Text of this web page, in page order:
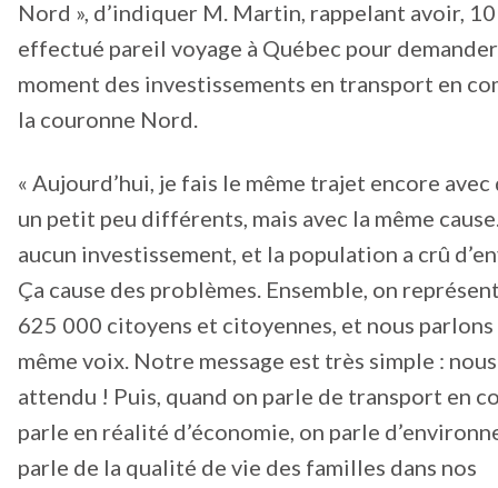
Nord », d’indiquer M. Martin, rappelant avoir,
effectué pareil voyage à Québec pour
moment des investissements en transport en
la couronne Nord.
« Aujourd’hui, je fais le même trajet encore avec
un petit peu différents, mais avec la même cause.
aucun investissement, et la population a crû
Ça cause des problèmes. Ensemble, on
625 000 citoyens et citoyennes, et nous
même voix. Notre message est très simple :
attendu ! Puis, quand on parle de transport en
parle en réalité d’économie, on parle
parle de la qualité de vie des familles dans nos